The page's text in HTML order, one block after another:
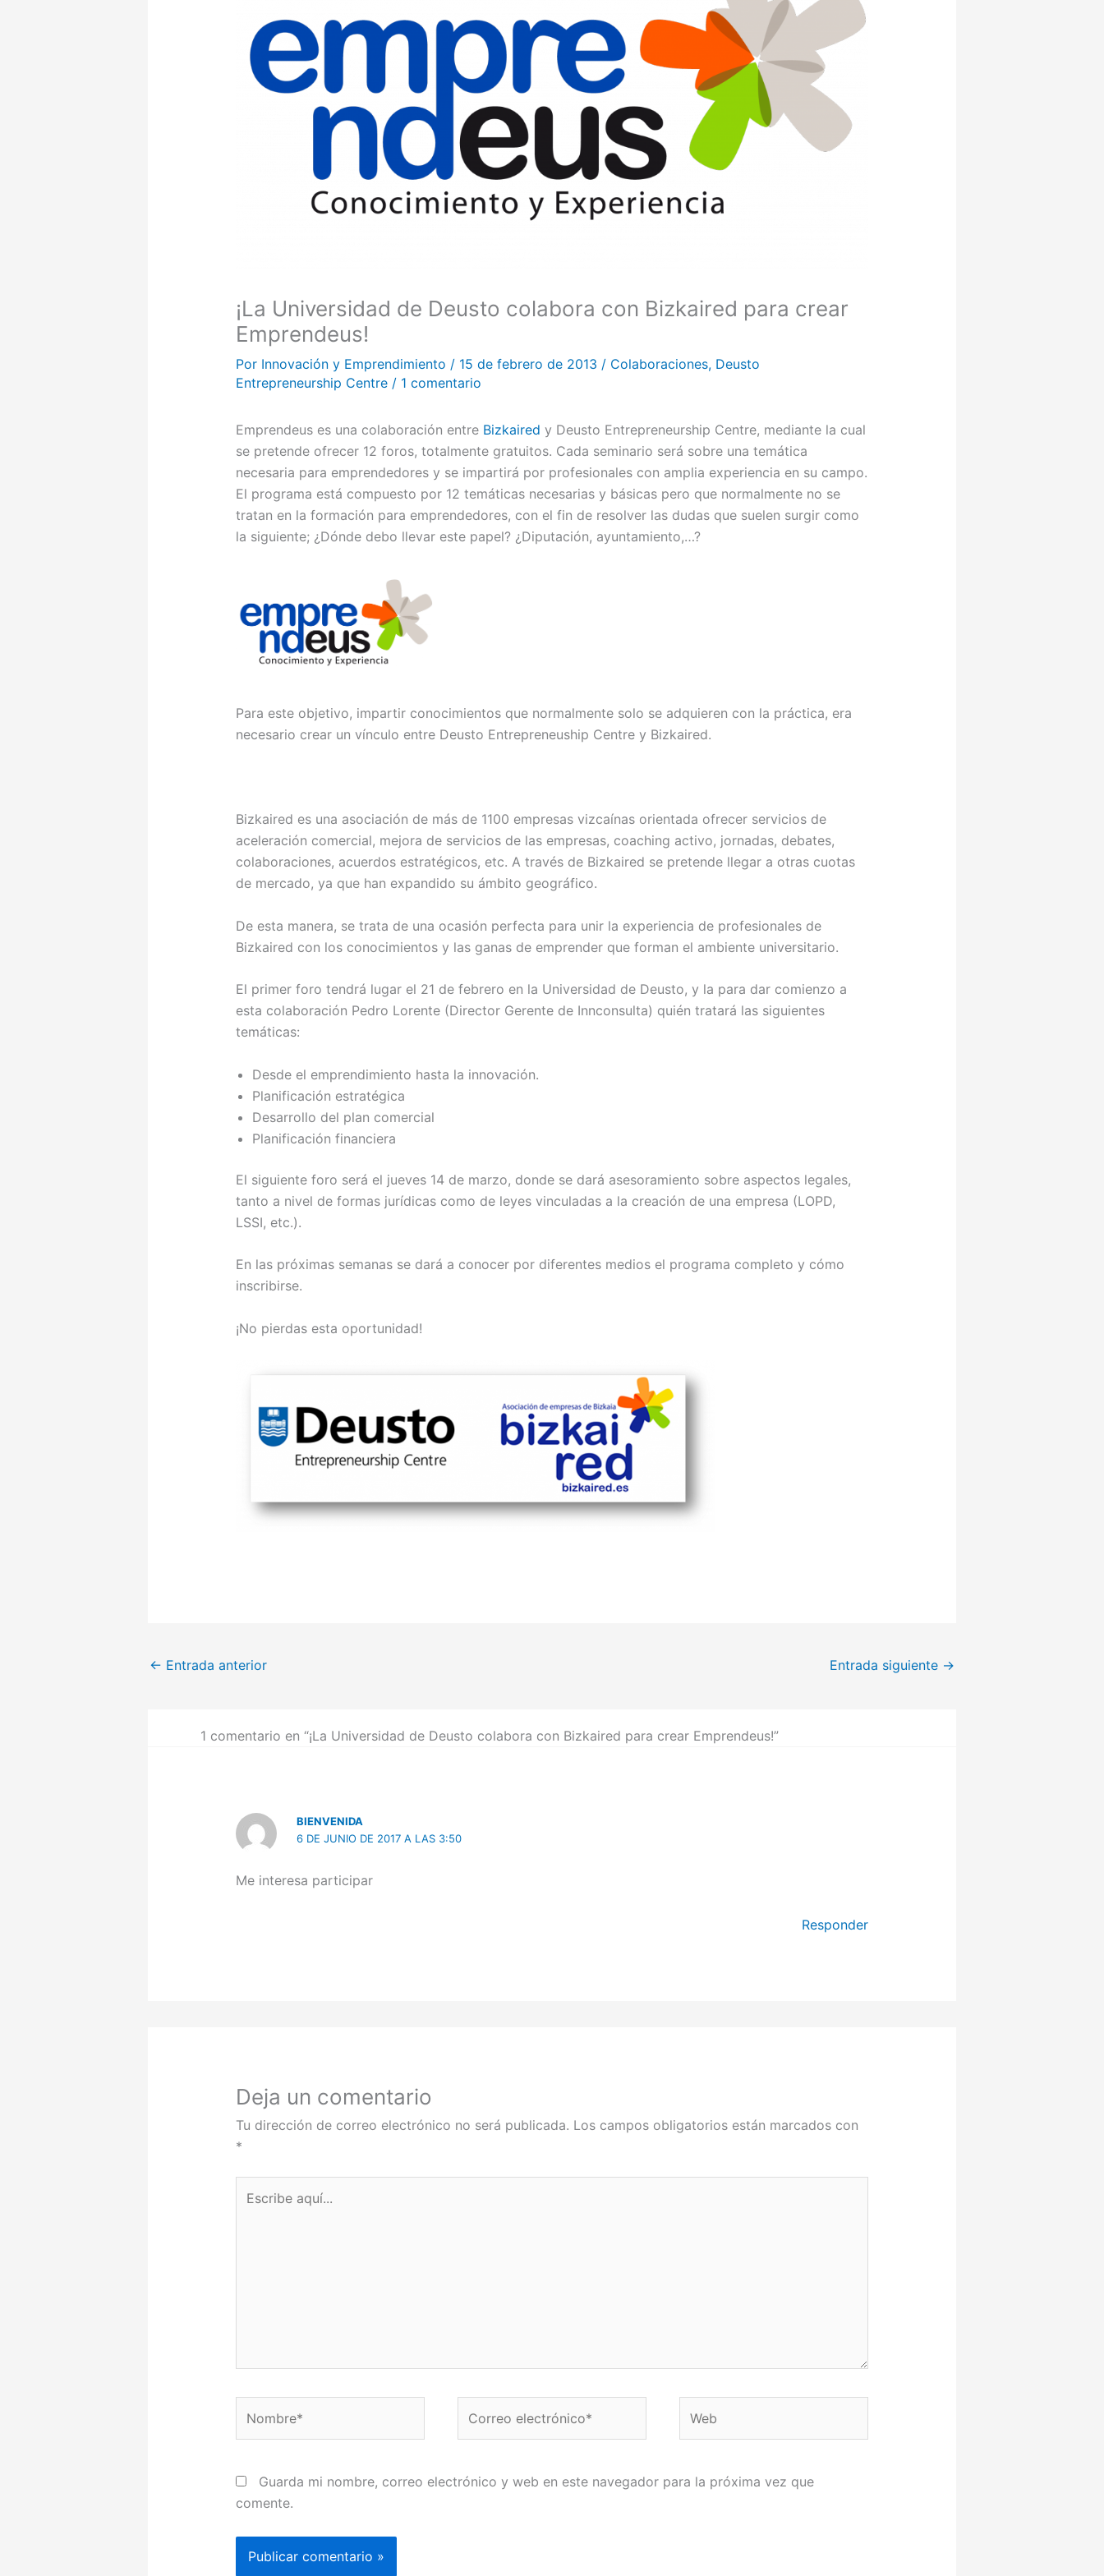
¡La Universidad de Deusto colabora con Bizkaired para crear
Emprendeus!
Por Innovación y Emprendimiento / 15 de febrero de 2013 / Colaboraciones, Deusto
Entrepreneurship Centre/ 1 comentario
Emprendeus es una colaboración entre Bizkaired y Deusto Entrepreneurship Centre, mediante la cual
se pretende ofrecer 12 foros, totalmente gratuitos. Cada seminario será sobre una temática
necesaria para emprendedores y se impartirá por profesionales con amplia experiencia en su campo.
El programa está compuesto por 12 temáticas necesarias y básicas pero que normalmente no se
tratan en la formación para emprendedores, con el fin de resolver las dudas que suelen surgir como
la siguiente; ¿Dónde debo llevar este papel? ¿Diputación, ayuntamiento,…?
Para este objetivo, impartir conocimientos que normalmente solo se adquieren con la práctica, era
necesario crear un vínculo entre Deusto Entrepreneuship Centre y Bizkaired.
Bizkaired es una asociación de más de 1100 empresas vizcaínas orientada ofrecer servicios de
aceleración comercial, mejora de servicios de las empresas, coaching activo, jornadas, debates,
colaboraciones, acuerdos estratégicos, etc. A través de Bizkaired se pretende llegar a otras cuotas
de mercado, ya que han expandido su ámbito geográfico.
De esta manera, se trata de una ocasión perfecta para unir la experiencia de profesionales de
Bizkaired con los conocimientos y las ganas de emprender que forman el ambiente universitario.
El primer foro tendrá lugar el 21 de febrero en la Universidad de Deusto, y la para dar comienzo a
esta colaboración Pedro Lorente (Director Gerente de Innconsulta) quién tratará las siguientes
temáticas:
Desde el emprendimiento hasta la innovación.
Planificación estratégica
Desarrollo del plan comercial
Planificación financiera
El siguiente foro será el jueves 14 de marzo, donde se dará asesoramiento sobre aspectos legales,
tanto a nivel de formas jurídicas como de leyes vinculadas a la creación de una empresa (LOPD,
LSSI, etc.).
En las próximas semanas se dará a conocer por diferentes medios el programa completo y cómo
inscribirse.
¡No pierdas esta oportunidad!
← Entrada anterior Entrada siguiente →
1 comentario en “¡La Universidad de Deusto colabora con Bizkaired para crear Emprendeus!”
BIENVENIDA
6 DE JUNIO DE 2017 A LAS 3:50
Me interesa participar
Responder
Deja un comentario
Tu dirección de correo electrónico no será publicada. Los campos obligatorios están marcados con
*
aquí...
electrónico*
Guarda mi nombre, correo electrónico y web en este navegador para la próxima vez que
comente.